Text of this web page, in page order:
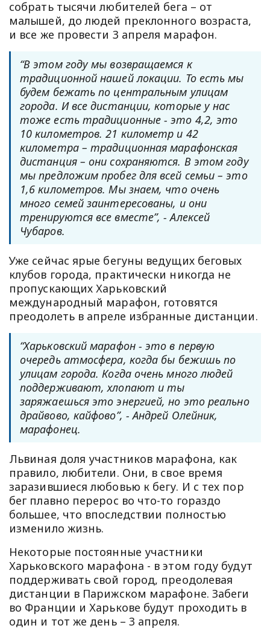
собрать тысячи любителей бега – от
малышей, до людей преклонного возраста,
и все же провести 3 апреля марафон.
“В этом году мы возвращаемся к
традиционной нашей локации. То есть мы
будем бежать по центральным улицам
города. И все дистанции, которые у нас
тоже есть традиционные - это 4,2, это
10 километров. 21 километр и 42
километра – традиционная марафонская
дистанция – они сохраняются. В этом году
мы предложим пробег для всей семьи – это
1,6 километров. Мы знаем, что очень
много семей заинтересованы, и они
тренируются все вместе”, - Алексей
Чубаров.
Уже сейчас ярые бегуны ведущих беговых
клубов города, практически никогда не
пропускающих Харьковский
международный марафон, готовятся
преодолеть в апреле избранные дистанции.
“Харьковский марафон - это в первую
очередь атмосфера, когда бы бежишь по
улицам города. Когда очень много людей
поддерживают, хлопают и ты
заряжаешься это энергией, но это реально
драйвово, кайфово”, - Андрей Олейник,
марафонец.
Львиная доля участников марафона, как
правило, любители. Они, в свое время
заразившиеся любовью к бегу. И с тех пор
бег плавно перерос во что-то гораздо
большее, что впоследствии полностью
изменило жизнь.
Некоторые постоянные участники
Харьковского марафона - в этом году будут
поддерживать свой город, преодолевая
дистанции в Парижском марафоне. Забеги
во Франции и Харькове будут проходить в
один и тот же день – 3 апреля.